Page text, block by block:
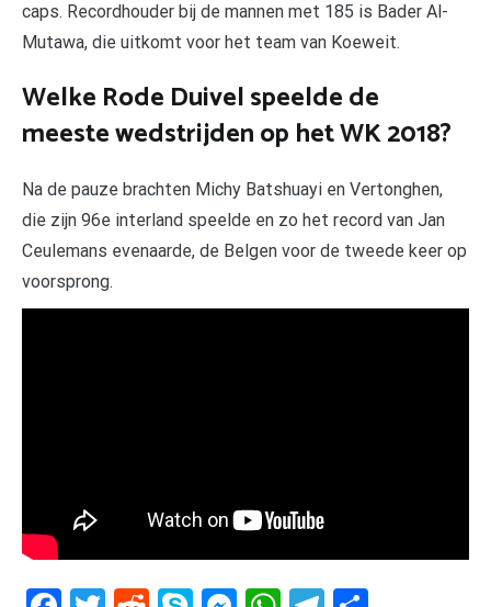
caps. Recordhouder bij de mannen met 185 is Bader Al-
Mutawa, die uitkomt voor het team van Koeweit.
Welke Rode Duivel speelde de
meeste wedstrijden op het WK 2018?
Na de pauze brachten Michy Batshuayi en Vertonghen,
die zijn 96e interland speelde en zo het record van Jan
Ceulemans evenaarde, de Belgen voor de tweede keer op
voorsprong.